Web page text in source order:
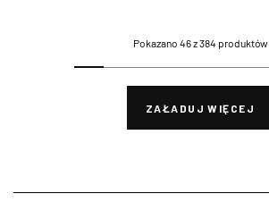
Pokazano 46 z 384 produktów
ZAŁADUJ WIĘCEJ